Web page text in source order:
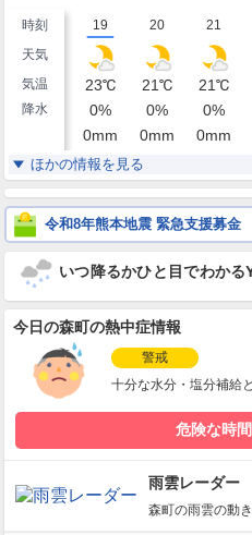
時刻 19 20 21
天気
気温
23℃ 21℃ 21℃
降水 0% 0% 0%
0mm 0mm 0mm
湿度 86 %
風
南西
2m/s
西北西
1m/s
西南西
2m/s
ほかの情報を見る
令和8年熊本地震 緊急支援募金
いつ降るかひと目でわか
今日の森町の熱中症情報
警戒
十分な水分・塩分補給
危険な時
雨雲レーダー
森町の雨雲の動